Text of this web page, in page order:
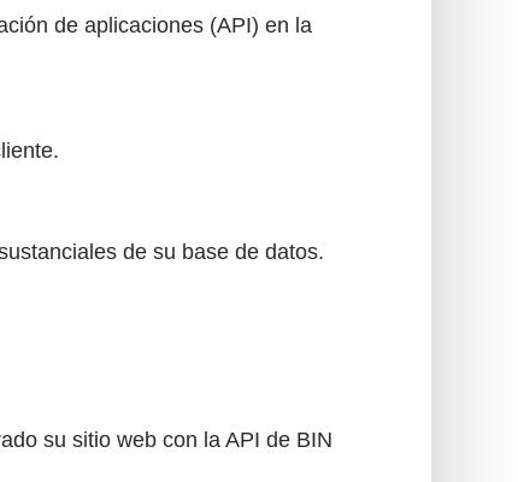
de aplicaciones (API) en la
de su base de datos.
su sitio web con la API de BIN